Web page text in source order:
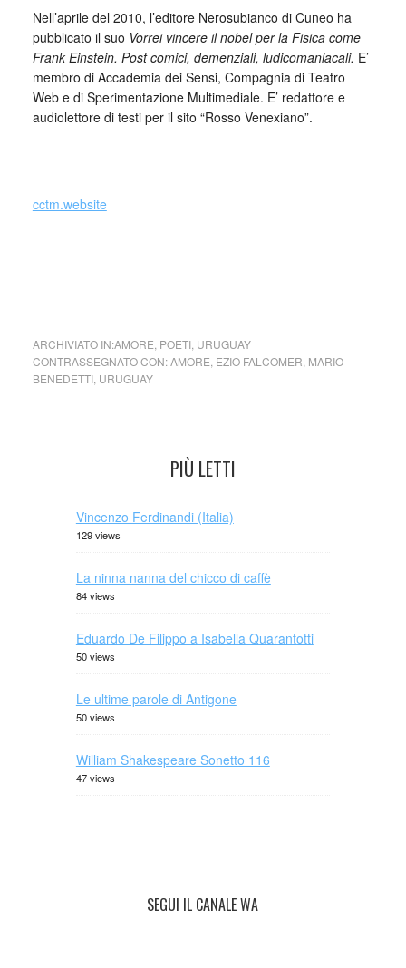
Nell’aprile del 2010, l’editore Nerosubianco di Cuneo ha
pubblicato il suo Vorrei vincere il nobel per la Fisica come
Frank Einstein. Post comici, demenziali, ludicomaniacali. E’
membro di Accademia dei Sensi, Compagnia di Teatro
Web e di Sperimentazione Multimediale. E’ redattore e
audiolettore di testi per il sito “Rosso Venexiano”.
cctm.website
ARCHIVIATO IN:AMORE POETI, URUGUAY
CONTRASSEGNATO CON:AMORE EZIO FALCOMER MARIO
BENEDETTI, URUGUAY
PIÙ LETTI
Vincenzo Ferdinandi (Italia)
129 views
La ninna nanna del chicco di caffè
84 views
Eduardo De Filippo a Isabella Quarantotti
50 views
Le ultime parole di Antigone
50 views
William Shakespeare Sonetto 116
47 views
SEGUI IL CANALE WA